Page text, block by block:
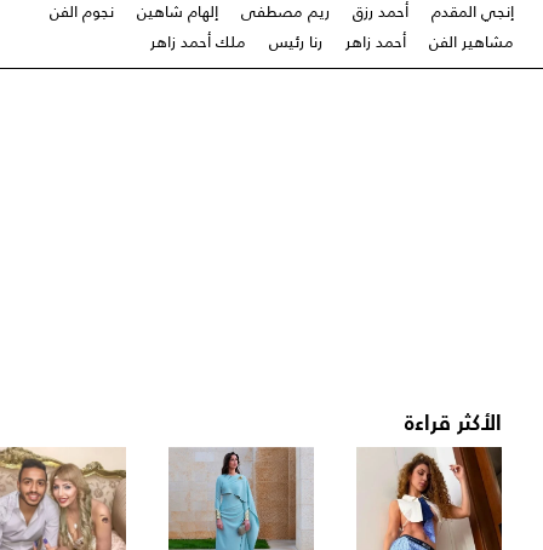
إنجي المقدم أحمد رزق ريم مصطفى إلهام شاهين
نجوم الفن
مشاهير الفن
أحمد زاهر رنا رئيس ملك أحمد زاهر
الأكثر قراءة